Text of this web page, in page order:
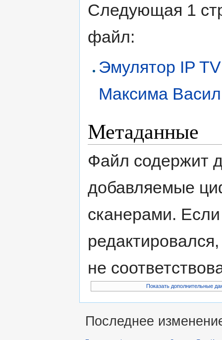
Следующая 1
файл:
Эмулятор IP
Максима
Метаданные
Файл содержит
добавляемые
сканерами.
не
Показать дополнительные
Последнее